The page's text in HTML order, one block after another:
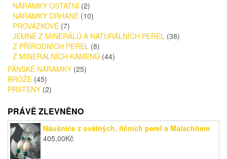
NÁRAMKY OSTATNÍ (2)
NÁRAMKY DRHANÉ (10)
PROVÁZKOVÉ (7)
JEMNÉ Z MINERÁLŮ A NATURÁLNÍCH PEREL (38)
Z PŘÍRODNÍCH PEREL (8)
Z MINERÁLNÍCH KAMENŮ (44)
PÁNSKÉ NÁRAMKY (25)
BROŽE (45)
PRSTENY (2)
PRÁVĚ ZLEVNĚNO
Náušnice z oválných, říčních perel a Malachitem
405,00Kč